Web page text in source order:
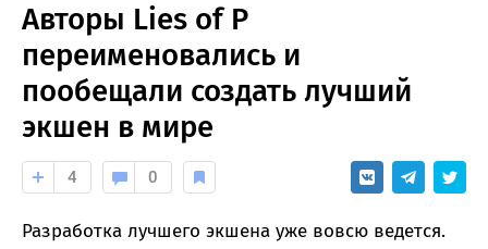
Авторы Lies of P
переименовались и
пообещали создать лучший
экшен в мире
4 0
Разработка лучшего экшена уже вовсю ведется.